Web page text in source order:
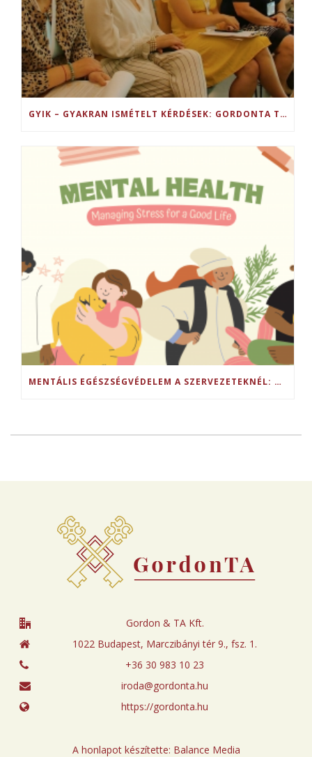
GYIK – GYAKRAN ISMÉTELT KÉRDÉSEK: GORDONTA TRÉNERKÉPZÉS
MENTÁLIS EGÉSZSÉGVÉDELEM A SZERVEZETEKNÉL: AZ ŐSZINTE FIGYELEM EREJE A MUNKAHELYEN
Gordon & TA Kft.
1022 Budapest, Marczibányi tér 9., fsz. 1.
+36 30 983 10 23
iroda@gordonta.hu
https://gordonta.hu
A honlapot készítette: Balance Media